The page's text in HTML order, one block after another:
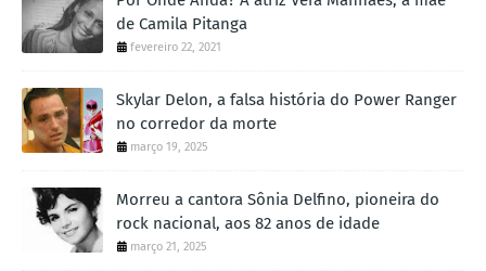
de Camila Pitanga
fevereiro 22, 2021
Skylar Delon, a falsa história do Power Ranger
no corredor da morte
março 19, 2025
Morreu a cantora Sônia Delfino, pioneira do
rock nacional, aos 82 anos de idade
março 21, 2025